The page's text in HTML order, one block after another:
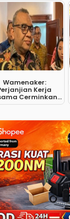
Wamenaker:
Kerja
Cerminkan...